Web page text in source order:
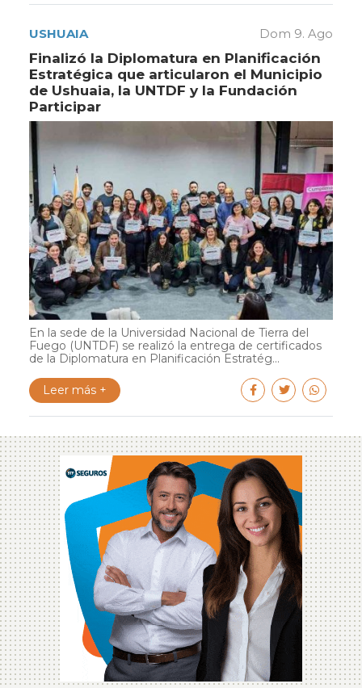
USHUAIA Dom 9. Ago
Finalizó la Diplomatura en Planificación
Estratégica que articularon el Municipio
de Ushuaia, la UNTDF y la Fundación
Participar
En la sede de la Universidad Nacional de Tierra del
Fuego (UNTDF) se realizó la entrega de certificados
de la Diplomatura en Planificación Estratég...
Leer más +